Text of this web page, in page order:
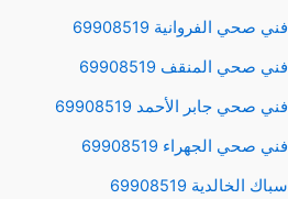
فني صحي الفروانية 69908519
فني صحي المنقف 69908519
فني صحي جابر الأحمد 69908519
فني صحي الجهراء 69908519
سباك الخالدية 69908519